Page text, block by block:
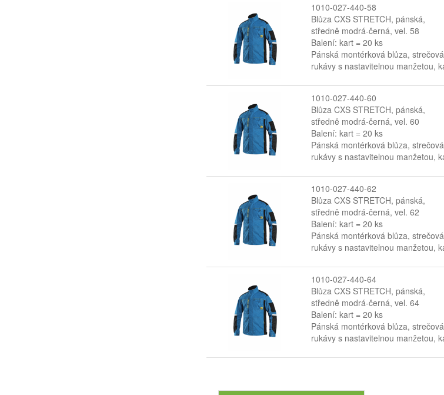
1010-027-440-58
Blůza CXS STRETCH, pánská,
středně modrá-černá, vel. 58
Balení: kart = 20 ks
Pánská montérková blůza,
rukávy s nastavitelnou manžetou,
1010-027-440-60
Blůza CXS STRETCH, pánská,
středně modrá-černá, vel. 60
Balení: kart = 20 ks
Pánská montérková blůza,
rukávy s nastavitelnou manžetou,
1010-027-440-62
Blůza CXS STRETCH, pánská,
středně modrá-černá, vel. 62
Balení: kart = 20 ks
Pánská montérková blůza,
rukávy s nastavitelnou manžetou,
1010-027-440-64
Blůza CXS STRETCH, pánská,
středně modrá-černá, vel. 64
Balení: kart = 20 ks
Pánská montérková blůza,
rukávy s nastavitelnou manžetou,